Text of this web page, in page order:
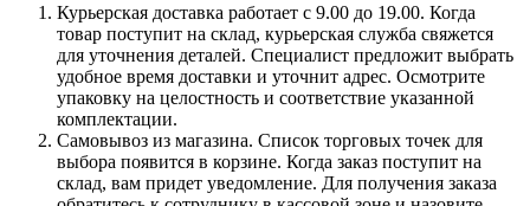
Курьерская доставка работает с 9.00 до 19.00. Когда
товар поступит на склад, курьерская служба свяжется
для уточнения деталей. Специалист предложит выбрать
удобное время доставки и уточнит адрес. Осмотрите
упаковку на целостность и соответствие указанной
комплектации.
Самовывоз из магазина. Список торговых точек для
выбора появится в корзине. Когда заказ поступит на
склад, вам придет уведомление. Для получения заказа